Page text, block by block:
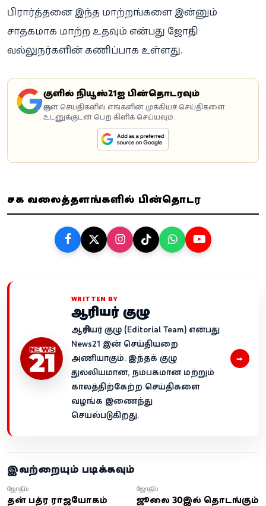
பிரார்த்தனை இந்த மாற்றங்களை இன்னும்
சாதகமாக மாற்ற உதவும் என்பது ஜோதிட
வல்லுநர்களின் கணிப்பாக உள்ளது.
கூகுளில் நியூஸ்21ஐ பின்தொடரவும்
கூகுள் செய்திகளில் எங்களின் முக்கியச் செய்திகளை
உடனுக்குடன் பெற கிளிக் செய்யவும்.
சமூக வலைத்தளங்களில் பின்தொடர
WRITTEN BY
ஆசிரியர் குழு
ஆசிரியர் குழு (Editorial Team) என்பது
News21 இன் செய்தியறை
அணியாகும். இந்தக் குழு
துல்லியமான, நம்பகமான மற்றும்
காலத்திற்கேற்ற செய்திகளை
வழங்க இணைந்து
செயல்படுகிறது.
→
இவற்றையும் படிக்கவும்
புதன் பத்ர ராஜயோகம்
ஜோதிடம்
ஜூலை 30இல் தொடங்கும்
ஜோதிடம்